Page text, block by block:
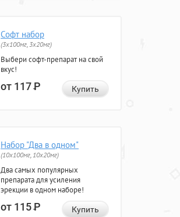
Софт набор
(3x100мг, 3x20мг)
Выбери софт-препарат на свой
вкус!
от 117Р Купить
Набор "Два в одном"
(10x100мг, 10x20мг)
Два самых популярных
препарата для усиления
эрекции в одном наборе!
от 115Р Купить